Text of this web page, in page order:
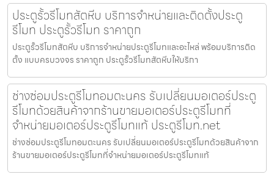
ประตูรั้วรีโมทสัตหีบ บริการจำหน่ายและติดตั้งประตู
รีโมท ประตูรั้วรีโมท ราคาถูก
ประตูรั้วรีโมทสัตหีบ บริการจำหน่ายประตูรีโมทและอะไหล่ พร้อมบริการติด
ตั้ง แบบครบวงจร ราคาถูก ประตูรั้วรีโมทสัตหีบให้บริกา
ช่างซ่อมประตูรีโมทอมตะนคร รับเปลี่ยนมอเตอร์ประตู
รีโมทด้วยสินค้าจากร้านขายมอเตอร์ประตูรีโมทที่
จำหน่ายมอเตอร์ประตูรีโมทแท้ ประตูรีโมท.net
ช่างซ่อมประตูรีโมทอมตะนคร รับเปลี่ยนมอเตอร์ประตูรีโมทด้วยสินค้าจาก
ร้านขายมอเตอร์ประตูรีโมทที่จำหน่ายมอเตอร์ประตูรีโมทแท้